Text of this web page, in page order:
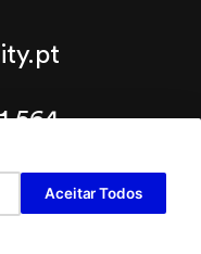
564
Aceitar Todos